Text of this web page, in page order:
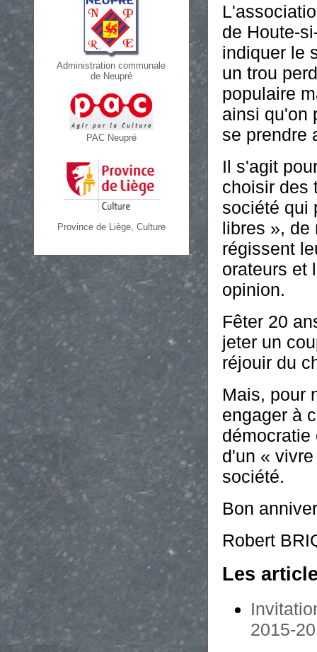
Administration communale
de Neupré
PAC Neupré
Province de Liège, Culture
de Houte-
indiquer le
un trou
populaire
ainsi qu'on
se prendre
Il s'agit
choisir des
société qui
libres », de
régissent
orateurs et
opinion.
Fêter 20
jeter un
réjouir du
Mais, pour
engager à
démocratie
d'un «
société.
Bon
Robert
Les
2015-